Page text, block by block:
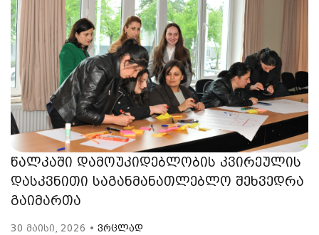
წალკაში დამოუკიდებლობის კვირეულის
დასკვნითი საგანმანათლებლო შეხვედრა
გაიმართა
30 მაისი, 2026 • ვრცლად